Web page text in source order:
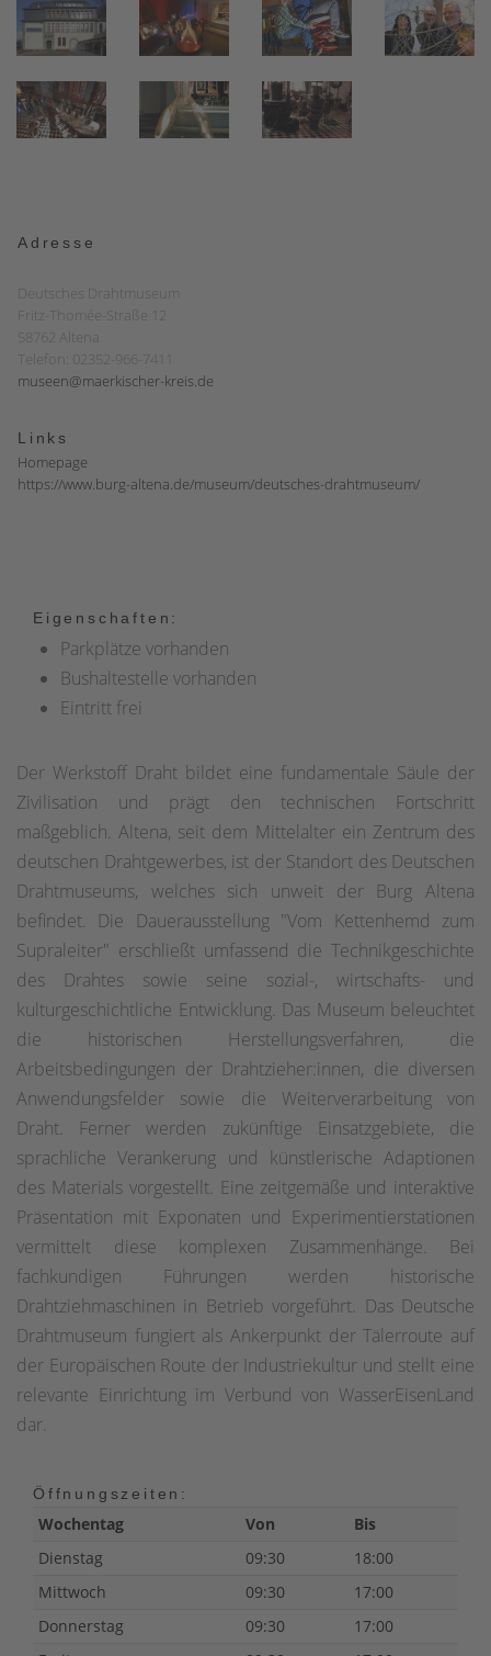
Adresse
Deutsches Drahtmuseum
Fritz-Thomée-Straße 12
58762 Altena
Telefon: 02352-966-7411
museen@maerkischer-kreis.de
Links
Homepage
https://www.burg-altena.de/museum/deutsches-drahtmuseum/
Eigenschaften:
Parkplätze vorhanden
Bushaltestelle vorhanden
Eintritt frei
Der Werkstoff Draht bildet eine fundamentale Säule der
Zivilisation und prägt den technischen Fortschritt
maßgeblich. Altena, seit dem Mittelalter ein Zentrum des
deutschen Drahtgewerbes, ist der Standort des Deutschen
Drahtmuseums, welches sich unweit der Burg Altena
befindet. Die Dauerausstellung "Vom Kettenhemd zum
Supraleiter" erschließt umfassend die Technikgeschichte
des Drahtes sowie seine sozial-, wirtschafts- und
kulturgeschichtliche Entwicklung. Das Museum beleuchtet
die historischen Herstellungsverfahren, die
Arbeitsbedingungen der Drahtzieher:innen, die diversen
Anwendungsfelder sowie die Weiterverarbeitung von
Draht. Ferner werden zukünftige Einsatzgebiete, die
sprachliche Verankerung und künstlerische Adaptionen
des Materials vorgestellt. Eine zeitgemäße und interaktive
Präsentation mit Exponaten und Experimentierstationen
vermittelt diese komplexen Zusammenhänge. Bei
fachkundigen Führungen werden historische
Drahtziehmaschinen in Betrieb vorgeführt. Das Deutsche
Drahtmuseum fungiert als Ankerpunkt der Tälerroute auf
der Europäischen Route der Industriekultur und stellt eine
relevante Einrichtung im Verbund von WasserEisenLand
dar.
Öffnungszeiten:
Wochentag Von
Bis
Dienstag
09:30
18:00
Mittwoch
09:30
17:00
Donnerstag
09:30
17:00